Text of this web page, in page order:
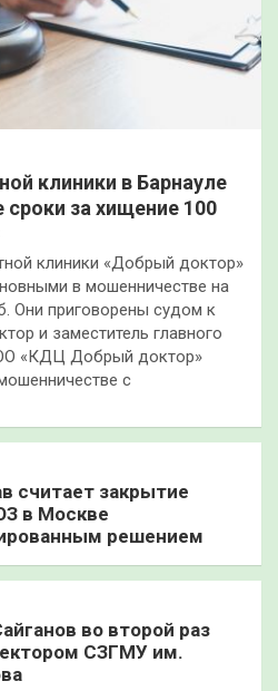
клиники в Барнауле
за хищение 100
клиники «Добрый доктор»
в мошенничестве на
Они приговорены судом к
и заместитель главного
«КДЦ Добрый доктор»
с
считает закрытие
в Москве
решением
во второй раз
СЗГМУ им.